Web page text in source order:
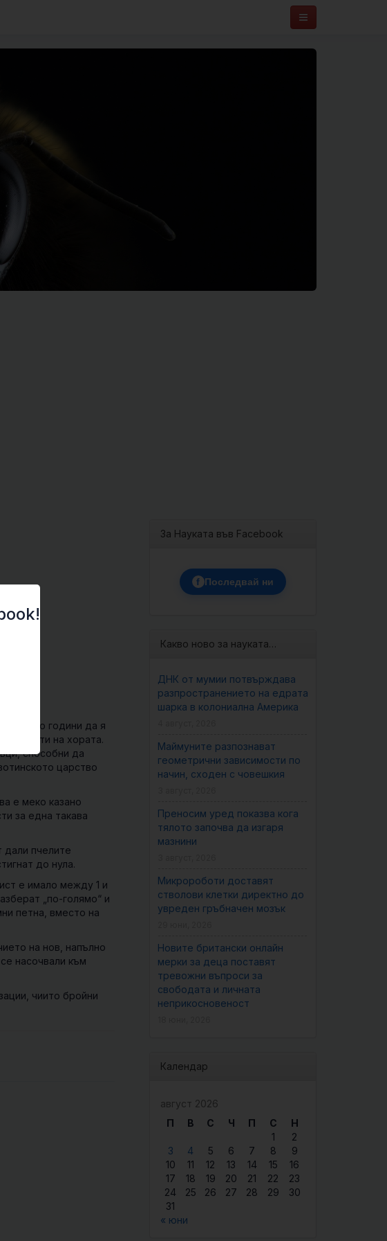
няколко години да я
на хората.
способни да
царство
е меко казано
за една такава
дали пчелите
до нула.
е имало между 1 и
„по-голямо“ и
петна, вместо на
на нов, напълно
насочвали към
чиито бройни
За Науката във Facebook
f Последвай ни
Какво ново за науката…
ДНК от мумии потвърждава
разпространението на едрата
шарка в колониална Америка
Маймуните разпознават
геометрични зависимости по
начин, сходен с човешкия
Преносим уред показва кога
тялото започва да изгаря
мазнини
Микророботи доставят
стволови клетки директно до
увреден гръбначен мозък
Новите британски онлайн
мерки за деца поставят
тревожни въпроси за
свободата и личната
неприкосновеност
Календар
август 2026
П
В С Ч П С
Н
1
2
3
4 5 6 7 8
9
10
11 12 13 14 15
16
17
18 19 20 21 22
23
24
25 26 27 28 29
30
31
« юни